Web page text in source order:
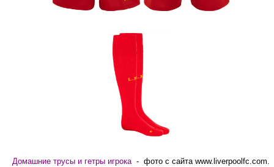
Домашние трусы и гетры игрока- фото с сайта www.liverpoolfc.com.